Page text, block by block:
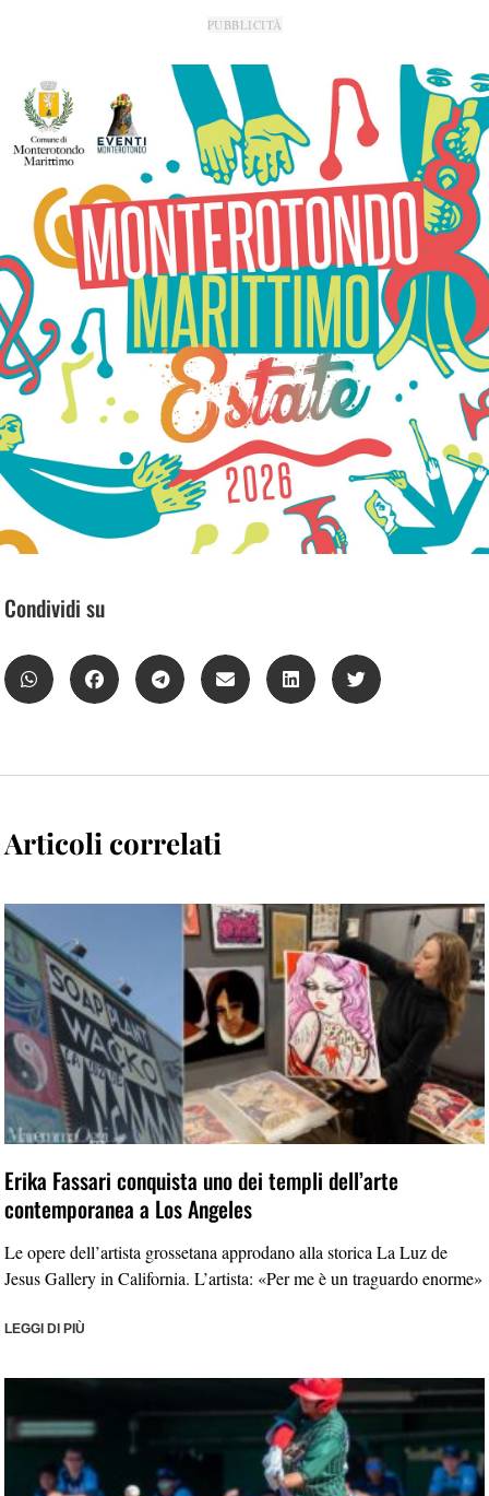
PUBBLICITÀ
Condividi su
Articoli correlati
Erika Fassari conquista uno dei templi dell’arte
contemporanea a Los Angeles
Le opere dell’artista grossetana approdano alla storica La Luz de
Jesus Gallery in California. L’artista: «Per me è un traguardo enorme»
LEGGI DI PIÙ